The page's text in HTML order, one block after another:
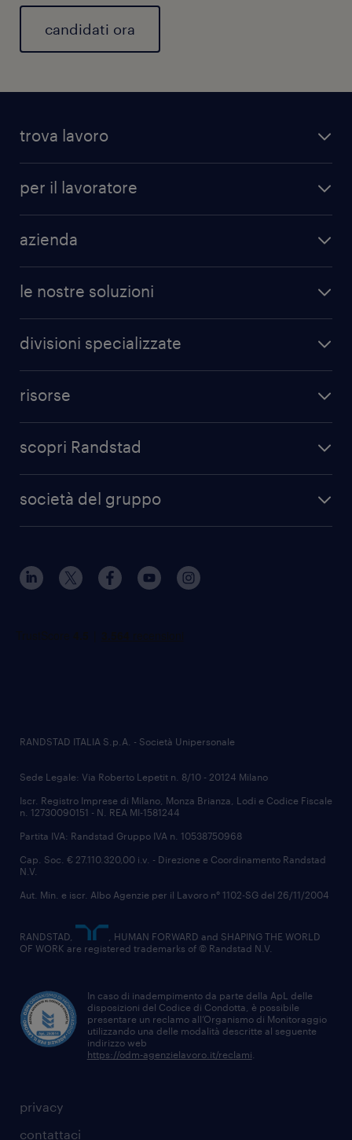
candidati ora
trova lavoro
per il lavoratore
azienda
le nostre soluzioni
divisioni specializzate
risorse
scopri Randstad
società del gruppo
privacy
contattaci
RANDSTAD ITALIA S.p.A. - Società Unipersonale
Sede Legale: Via Roberto Lepetit n. 8/10 - 20124 Milano
Iscr. Registro Imprese di Milano, Monza Brianza, Lodi e Codice Fiscale
n. 12730090151 - N. REA MI-1581244
Partita IVA: Randstad Gruppo IVA n. 10538750968
Cap. Soc. € 27.110.320,00 i.v. - Direzione e Coordinamento Randstad
N.V.
Aut. Min. e iscr. Albo Agenzie per il Lavoro n° 1102-SG del 26/11/2004
RANDSTAD,
, HUMAN FORWARD and SHAPING THE WORLD
OF WORK are registered trademarks of © Randstad N.V.
In caso di inadempimento da parte della ApL delle
disposizioni del Codice di Condotta, è possibile
presentare un reclamo all’Organismo di Monitoraggio
utilizzando una delle modalità descritte al seguente
indirizzo web
https://odm-agenzielavoro.it/reclami